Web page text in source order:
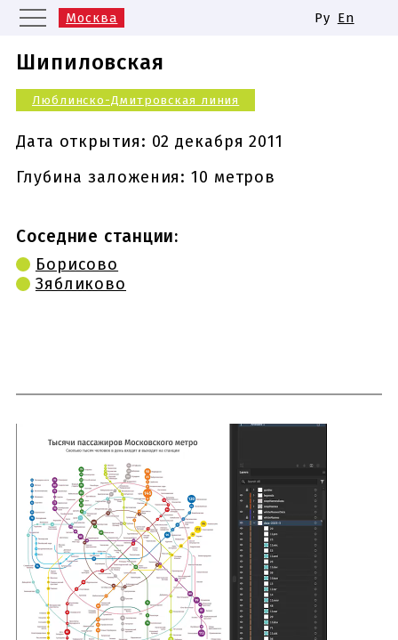
Москва
Казань
Нижний Новгород
Новосибирск
Самара
Одинаковые названия станций
метро
Ру En
Шипиловская
Люблинско-Дмитровская линия
Дата открытия: 02 декабря 2011
Глубина заложения: 10 метров
Соседние станции:
Борисово
Зябликово